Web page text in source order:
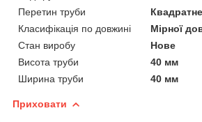
Перетин труби
Квадратне
Класифікація по довжині
Мірної
Стан виробу
Нове
Висота труби
40 мм
Ширина труби
40 мм
Приховати